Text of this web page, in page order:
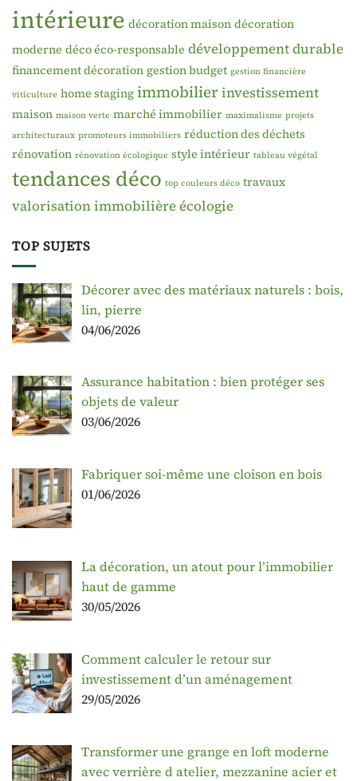
intérieure décoration maison décoration
moderne déco éco-responsable développement durable
financement décoration gestion budget gestion financière
viticulture home staging immobilierinvestissement
maison maison verte marché immobilier maximalisme projets
architecturaux promoteurs immobiliers réduction des déchets
rénovation rénovation écologique style intérieur tableau végétal
tendances déco top couleurs déco travaux
valorisation immobilièreécologie
TOP SUJETS
Décorer avec des matériaux naturels : bois,
lin, pierre
04/06/2026
Assurance habitation : bien protéger ses
objets de valeur
03/06/2026
Fabriquer soi-même une cloison en bois
01/06/2026
La décoration, un atout pour l’immobilier
haut de gamme
30/05/2026
Comment calculer le retour sur
investissement d’un aménagement
29/05/2026
Transformer une grange en loft moderne
avec verrière d atelier, mezzanine acier et